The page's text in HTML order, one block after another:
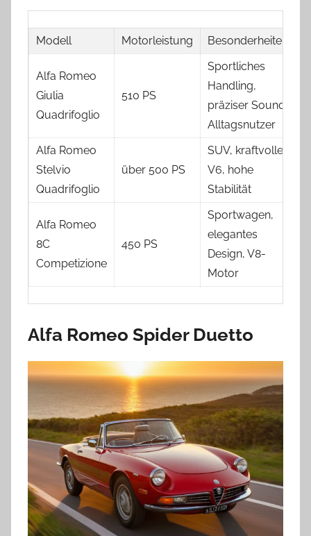
Modell Motorleistung Besonderheiten
Alfa Romeo
Giulia
Quadrifoglio
510 PS
Sportliches
Handling,
präziser Sound,
Alltagsnutzer
Alfa Romeo
Stelvio
Quadrifoglio
über 500 PS
SUV, kraftvoller
V6, hohe
Stabilität
Alfa Romeo
8C
Competizione
450 PS
Sportwagen,
elegantes
Design, V8-
Motor
Alfa Romeo Spider Duetto